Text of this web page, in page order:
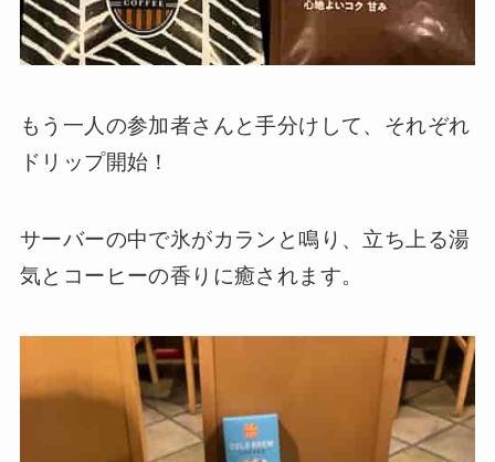
もう一人の参加者さんと手分けして、それぞれ
ドリップ開始！
サーバーの中で氷がカランと鳴り、立ち上る湯
気とコーヒーの香りに癒されます。